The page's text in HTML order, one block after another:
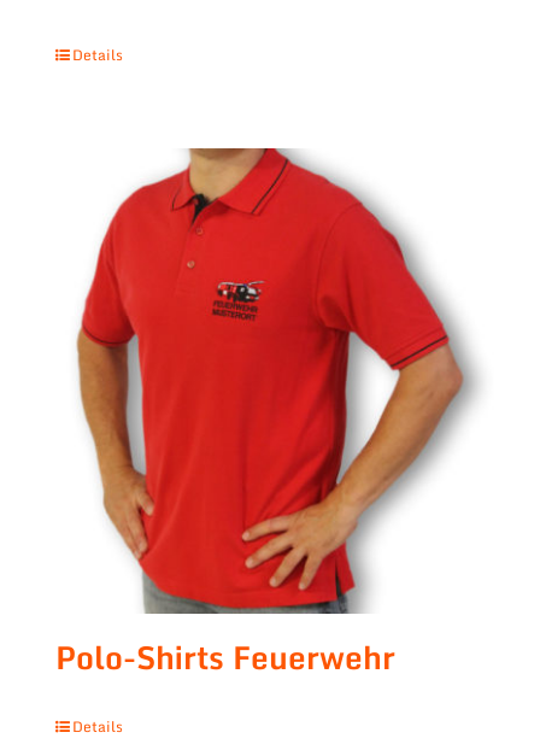
Details
Polo-Shirts Feuerwehr
Details